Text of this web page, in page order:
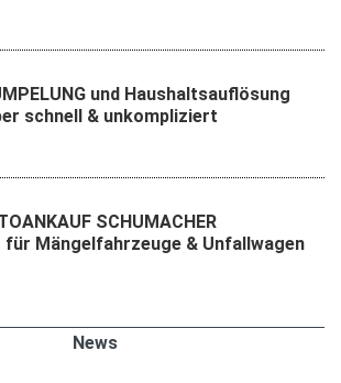
und Haushaltsauflösung
schnell & unkompliziert
SCHUMACHER
Mängelfahrzeuge & Unfallwagen
News